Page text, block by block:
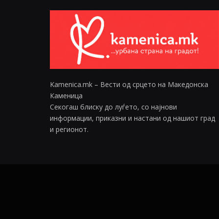
Kamenica.mk – Вести од срцето на Македонска
Каменица
Секогаш блиску до луѓето, со најнови
информации, приказни и настани од нашиот град
и регионот.